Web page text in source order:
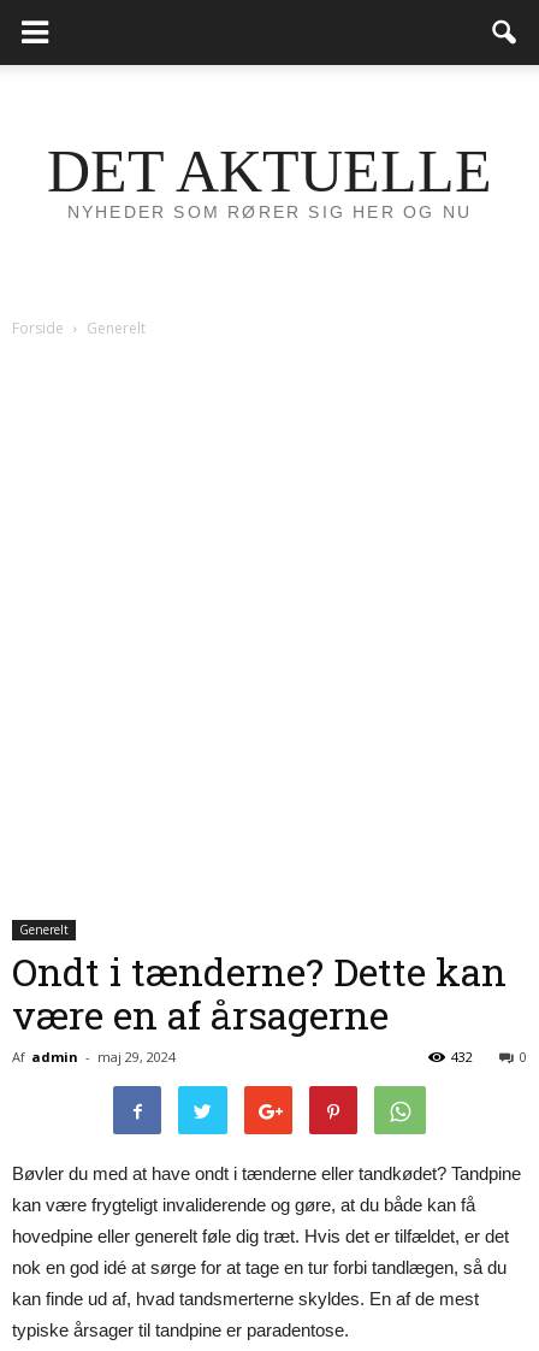
DET AKTUELLE
NYHEDER SOM RØRER SIG HER OG NU
Forside Generelt
Generelt
Ondt i tænderne? Dette kan
være en af årsagerne
Af admin - maj 29, 2024 0
432
Bøvler du med at have ondt i tænderne eller tandkødet? Tandpine
kan være frygteligt invaliderende og gøre, at du både kan få
hovedpine eller generelt føle dig træt. Hvis det er tilfældet, er det
nok en god idé at sørge for at tage en tur forbi tandlægen, så du
kan finde ud af, hvad tandsmerterne skyldes. En af de mest
typiske årsager til tandpine er paradentose.